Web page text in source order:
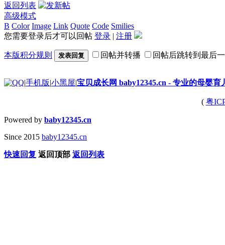
返回列表
高级模式
B Color Image Link Quote Code Smilies
您需要登录后才可以回帖 登录 | 注册
本版积分规则 发表回复 回帖并转播 回帖后跳转到最后
|手机版|小黑屋|宝贝成长网 baby12345.cn - 专业的母婴育
( 粤
Powered by baby12345.cn
Since 2015 baby12345.cn
快速回复 返回顶部 返回列表